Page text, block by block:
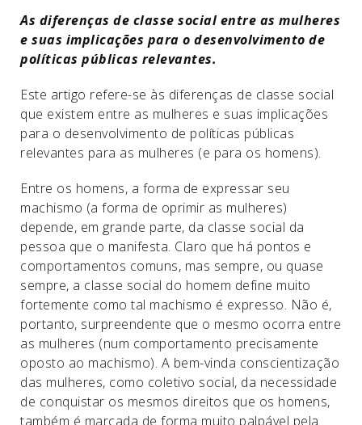
As diferenças de classe social entre as mulheres
e suas implicações para o desenvolvimento de
políticas públicas relevantes.
Este artigo refere-se às diferenças de classe social
que existem entre as mulheres e suas implicações
para o desenvolvimento de políticas públicas
relevantes para as mulheres (e para os homens).
Entre os homens, a forma de expressar seu
machismo (a forma de oprimir as mulheres)
depende, em grande parte, da classe social da
pessoa que o manifesta. Claro que há pontos e
comportamentos comuns, mas sempre, ou quase
sempre, a classe social do homem define muito
fortemente como tal machismo é expresso. Não é,
portanto, surpreendente que o mesmo ocorra entre
as mulheres (num comportamento precisamente
oposto ao machismo). A bem-vinda conscientização
das mulheres, como coletivo social, da necessidade
de conquistar os mesmos direitos que os homens,
também é marcada de forma muito palpável pela